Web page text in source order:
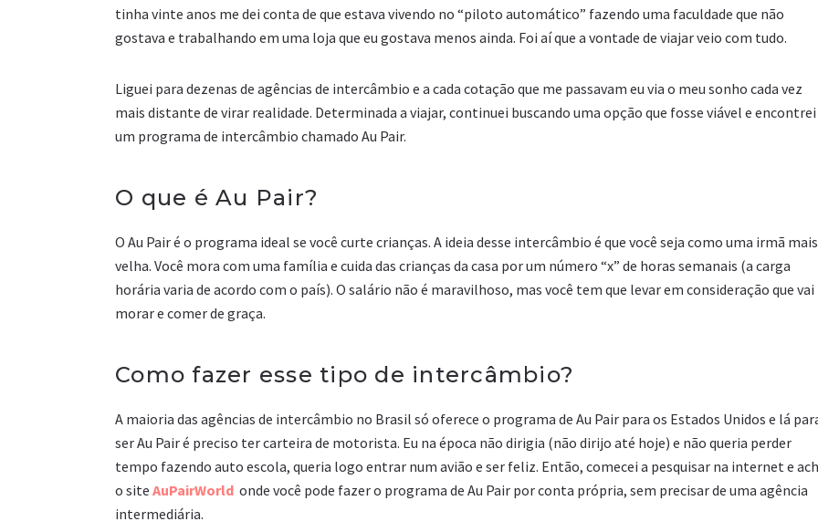
tinha vinte anos me dei conta de que estava vivendo no “piloto automático” fazendo uma faculdade que não
gostava e trabalhando em uma loja que eu gostava menos ainda. Foi aí que a vontade de viajar veio com tudo.
Liguei para dezenas de agências de intercâmbio e a cada cotação que me passavam eu via o meu sonho cada vez
mais distante de virar realidade. Determinada a viajar, continuei buscando uma opção que fosse viável e encontrei
um programa de intercâmbio chamado Au Pair.
O que é Au Pair?
O Au Pair é o programa ideal se você curte crianças. A ideia desse intercâmbio é que você seja como uma irmã mais
velha. Você mora com uma família e cuida das crianças da casa por um número “x” de horas semanais (a carga
horária varia de acordo com o país). O salário não é maravilhoso, mas você tem que levar em consideração que vai
morar e comer de graça.
Como fazer esse tipo de intercâmbio?
A maioria das agências de intercâmbio no Brasil só oferece o programa de Au Pair para os Estados Unidos e lá
ser Au Pair é preciso ter carteira de motorista. Eu na época não dirigia (não dirijo até hoje) e não queria perder
tempo fazendo auto escola, queria logo entrar num avião e ser feliz. Então, comecei a pesquisar na internet e
o site AuPairWorld onde você pode fazer o programa de Au Pair por conta própria, sem precisar de uma agência
intermediária.